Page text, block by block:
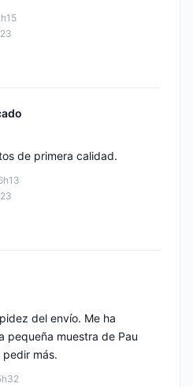
de primera calidad.
del envío. Me ha
pequeña muestra de Pau
más.